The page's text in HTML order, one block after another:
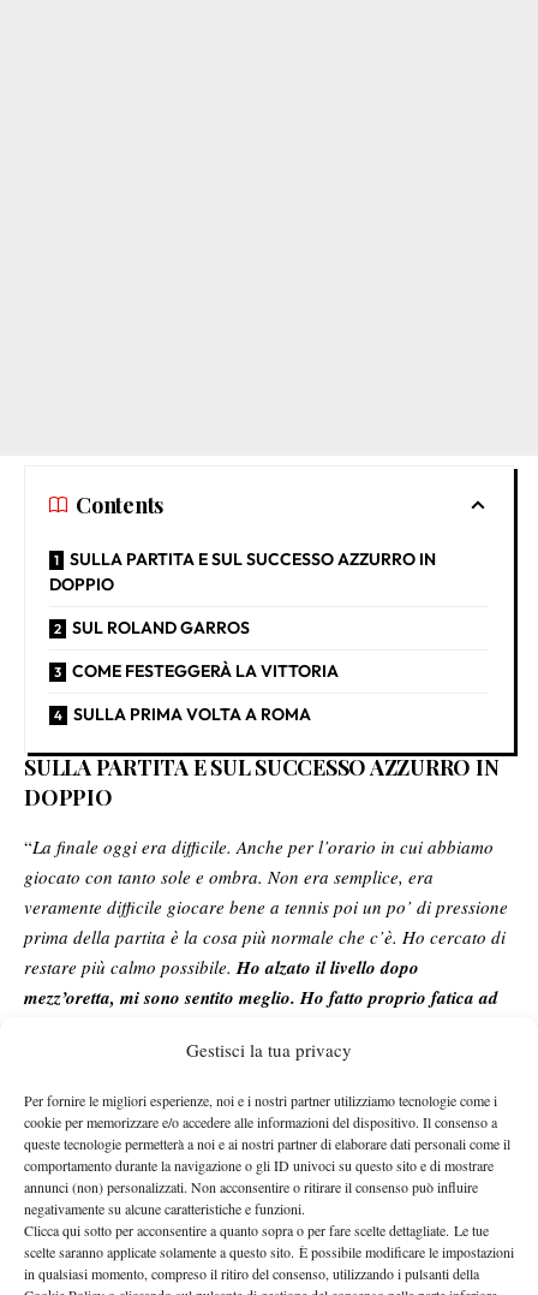
Gestisci la tua privacy
Per fornire le migliori esperienze, noi e i nostri partner utilizziamo tecnologie come i
cookie per memorizzare e/o accedere alle informazioni del dispositivo. Il consenso a
queste tecnologie permetterà a noi e ai nostri partner di elaborare dati personali come il
comportamento durante la navigazione o gli ID univoci su questo sito e di mostrare
annunci (non) personalizzati. Non acconsentire o ritirare il consenso può influire
negativamente su alcune caratteristiche e funzioni.
Clicca qui sotto per acconsentire a quanto sopra o per fare scelte dettagliate. Le tue
scelte saranno applicate solamente a questo sito. È possibile modificare le impostazioni
in qualsiasi momento, compreso il ritiro del consenso, utilizzando i pulsanti della
Contents
SULLA PARTITA E SUL SUCCESSO AZZURRO IN
DOPPIO
SUL ROLAND GARROS
COME FESTEGGERÀ LA VITTORIA
SULLA PRIMA VOLTA A ROMA
SULLA PARTITA E SUL SUCCESSO AZZURRO IN
DOPPIO
“La finale oggi era difficile. Anche per l’orario in cui abbiamo
giocato con tanto sole e ombra. Non era semplice, era
veramente difficile giocare bene a tennis poi un po’ di pressione
prima della partita è la cosa più normale che c’è. Ho cercato di
restare più calmo possibile. Ho alzato il livello dopo
mezz’oretta, mi sono sentito meglio. Ho fatto proprio fatica ad
importante per il tennis italiano partendo anche dal doppio visto
SUL ROLAND GARROS
“Ora è importante riposare. Non abbiamo tanto tempo per
realizzare quello che stiamo facendo.Ho già detto prima
dell’anno il mio obiettivo resta Parigi. Quello che ho fatto qui
tutto l’anno resta incredibile.Devo tenermi in forma perché c’è
il torneo più importante ora. Non mi voglio neanche mettere